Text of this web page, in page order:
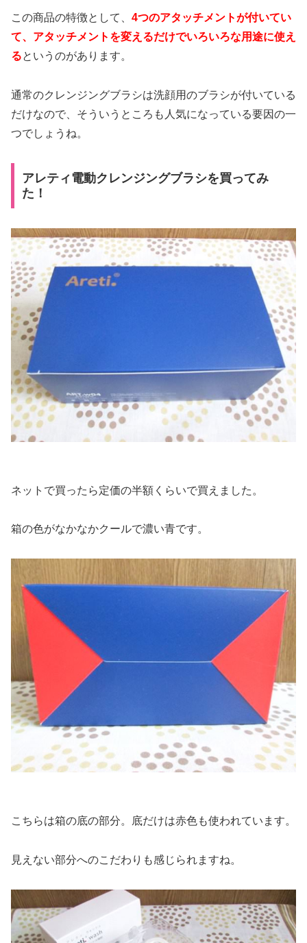
この商品の特徴として、 4つのアタッチメントが付いてい
て、アタッチメントを変えるだけでいろいろな用途に使え
るというのがあります。
通常のクレンジングブラシは洗顔用のブラシが付いている
だけなので、そういうところも人気になっている要因の一
つでしょうね。
アレティ電動クレンジングブラシを買ってみ
た！
ネットで買ったら定価の半額くらいで買えました。
箱の色がなかなかクールで濃い青です。
こちらは箱の底の部分。底だけは赤色も使われています。
見えない部分へのこだわりも感じられますね。